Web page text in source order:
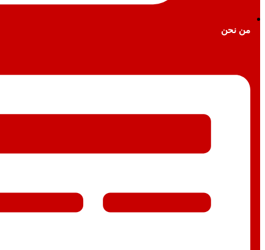
من نحن